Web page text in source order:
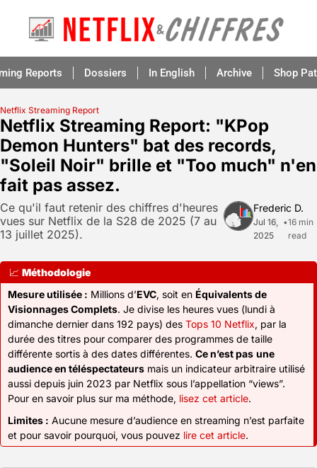
Reports Dossiers In English Archive Shop
Netflix Streaming Report
Netflix Streaming Report: "KPop
Demon Hunters" bat des records,
"Soleil Noir" brille et "Too much" n'en
fait pas assez.
Ce qu'il faut retenir des chiffres d'heures
vues sur Netflix de la S28 de 2025 (7 au
13 juillet 2025).
Frederic D.
Jul 16,
2025
•16 min
read
📈 Méthodologie
Mesure utilisée : Millions d’EVC, soit en Équivalents de
Visionnages Complets. Je divise les heures vues (lundi à
dimanche dernier dans 192 pays) des Tops 10 Netflix, par la
durée des titres pour comparer des programmes de taille
différente sortis à des dates différentes. Ce n’est pas une
audience en téléspectateurs mais un indicateur arbitraire utilisé
aussi depuis juin 2023 par Netflix sous l’appellation “views”.
Pour en savoir plus sur ma méthode, lisez cet article.
Limites : Aucune mesure d’audience en streaming n’est parfaite
et pour savoir pourquoi, vous pouvez lire cet article.